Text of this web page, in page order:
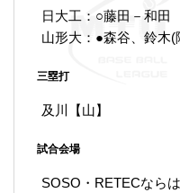
日大工：○藤田－和田
山形大：●森谷、鈴木
三塁打
及川【山】
試合会場
SOSO・RETECなら